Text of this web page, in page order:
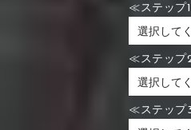
≪ステップ
≪ステップ
≪ステップ